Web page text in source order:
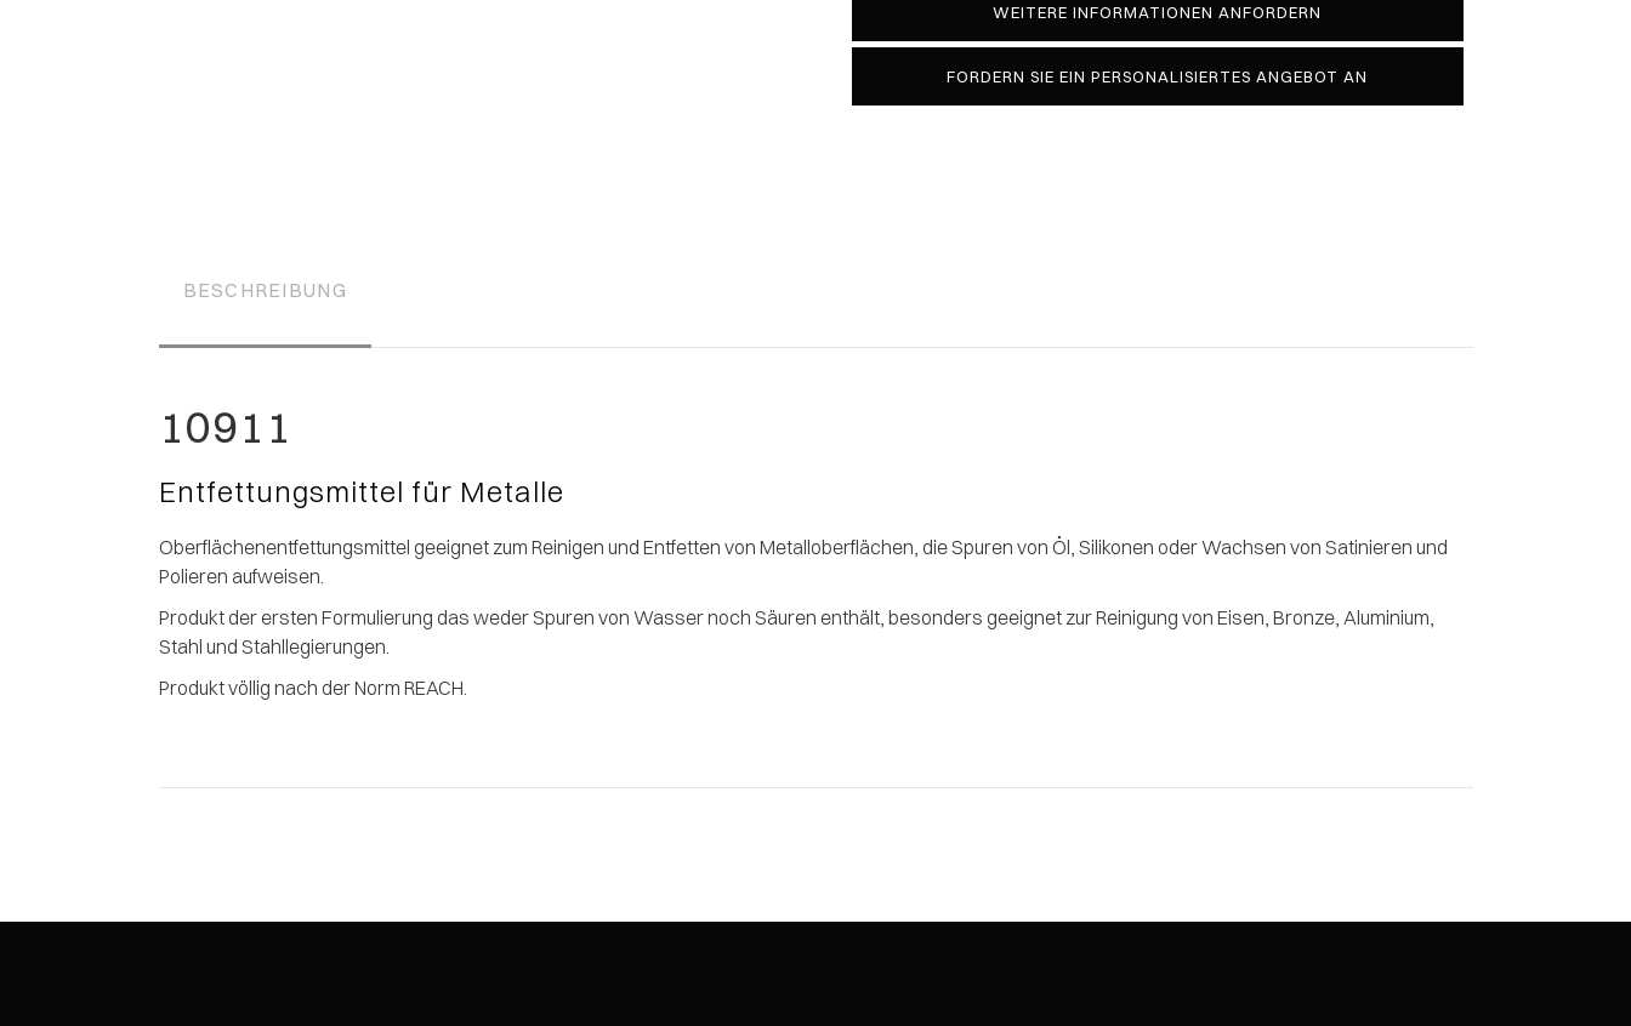
WEITERE INFORMATIONEN ANFORDERN
FORDERN SIE EIN PERSONALISIERTES ANGEBOT AN
BESCHREIBUNG
10911
Entfettungsmittel für Metalle
Oberflächenentfettungsmittel geeignet zum Reinigen und Entfetten von Metalloberflächen, die Spuren von Öl, Silikonen oder Wachsen von Satinieren und
Polieren aufweisen.
Produkt der ersten Formulierung das weder Spuren von Wasser noch Säuren enthält, besonders geeignet zur Reinigung von Eisen, Bronze, Aluminium,
Stahl und Stahllegierungen.
Produkt völlig nach der Norm REACH.